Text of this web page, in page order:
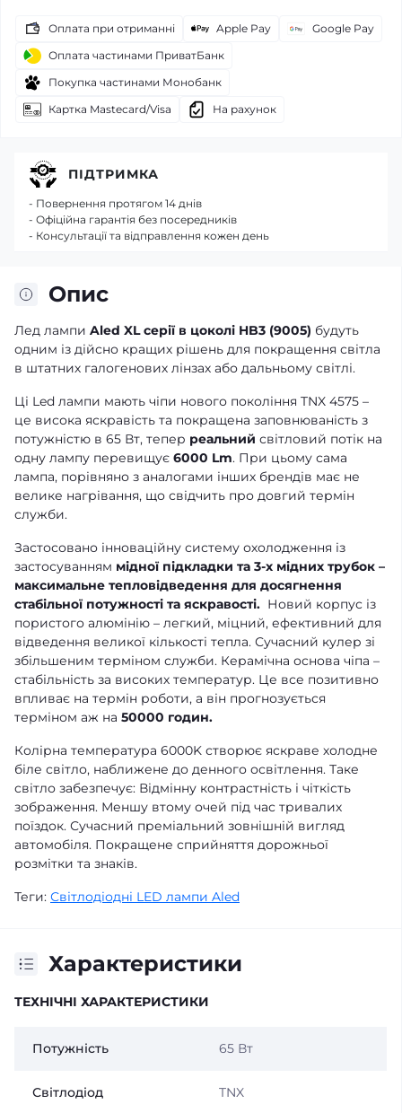
Оплата при отриманні Apple Pay
Google Pay
Оплата частинами ПриватБанк
Покупка частинами Монобанк
Картка Mastecard/Visa
На рахунок
Опис
Лед лампи Aled XL серії в цоколі HB3 (9005) будуть
одним із дійсно кращих рішень для покращення світла
в штатних галогенових лінзах або дальньому світлі.
Ці Led лампи мають чіпи нового покоління TNX 4575 –
це висока яскравість та покращена заповнюваність з
потужністю в 65 Вт, тепер реальний світловий потік на
одну лампу перевищує 6000 Lm. При цьому сама
лампа, порівняно з аналогами інших брендів має не
велике нагрівання, що свідчить про довгий термін
служби.
Застосовано інноваційну систему охолодження із
застосуванням мідної підкладки та 3-х мідних трубок –
максимальне тепловідведення для досягнення
стабільної потужності та яскравості. Новий корпус із
пористого алюмінію – легкий, міцний, ефективний для
відведення великої кількості тепла. Сучасний кулер зі
збільшеним терміном служби. Керамічна основа чіпа –
стабільність за високих температур. Це все позитивно
впливає на термін роботи, а він прогнозується
терміном аж на 50000 годин.
Колірна температура 6000K створює яскраве холодне
біле світло, наближене до денного освітлення. Таке
світло забезпечує: Відмінну контрастність і чіткість
зображення. Меншу втому очей під час тривалих
поїздок. Сучасний преміальний зовнішній вигляд
автомобіля. Покращене сприйняття дорожньої
розмітки та знаків.
Теги: Світлодіодні LED лампи Aled
Характеристики
ТЕХНІЧНІ ХАРАКТЕРИСТИКИ
Потужність 65 Вт
Світлодіод TNX
ПІДТРИМКА
- Повернення протягом 14 днів
- Офіційна гарантія без посередників
- Консультації та відправлення кожен день